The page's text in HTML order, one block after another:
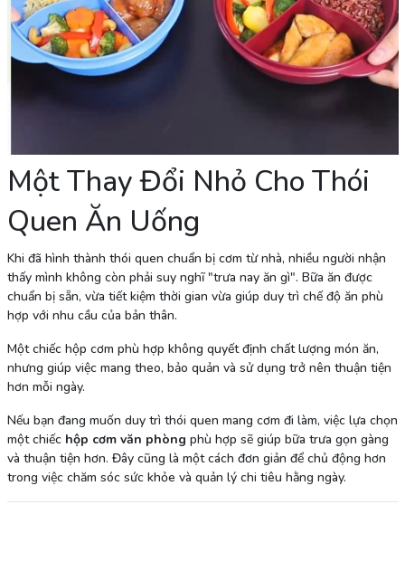
Một Thay Đổi Nhỏ Cho Thói
Quen Ăn Uống
Khi đã hình thành thói quen chuẩn bị cơm từ nhà, nhiều người nhận
thấy mình không còn phải suy nghĩ "trưa nay ăn gì". Bữa ăn được
chuẩn bị sẵn, vừa tiết kiệm thời gian vừa giúp duy trì chế độ ăn phù
hợp với nhu cầu của bản thân.
Một chiếc hộp cơm phù hợp không quyết định chất lượng món ăn,
nhưng giúp việc mang theo, bảo quản và sử dụng trở nên thuận tiện
hơn mỗi ngày.
Nếu bạn đang muốn duy trì thói quen mang cơm đi làm, việc lựa chọn
một chiếc hộp cơm văn phòng phù hợp sẽ giúp bữa trưa gọn gàng
và thuận tiện hơn. Đây cũng là một cách đơn giản để chủ động hơn
trong việc chăm sóc sức khỏe và quản lý chi tiêu hằng ngày.